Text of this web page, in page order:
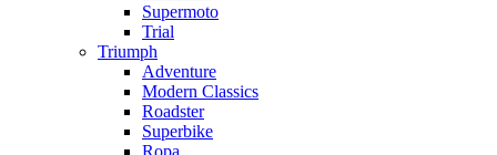
Supermoto
Trial
Triumph
Adventure
Modern Classics
Roadster
Superbike
Ropa